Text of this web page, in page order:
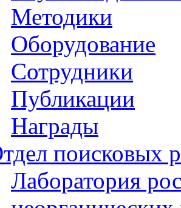
Методики
Оборудование
Сотрудники
Публикации
Награды
поисковых
Лаборатория